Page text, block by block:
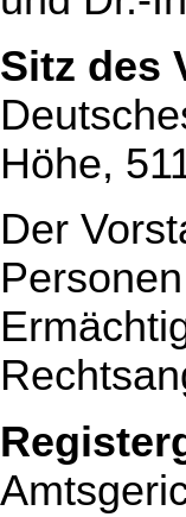
Sitz des
Höhe,
Der